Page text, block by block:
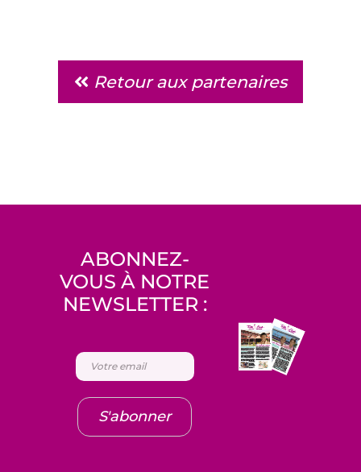
Retour aux partenaires
ABONNEZ-
VOUS À NOTRE
NEWSLETTER :
S'abonner